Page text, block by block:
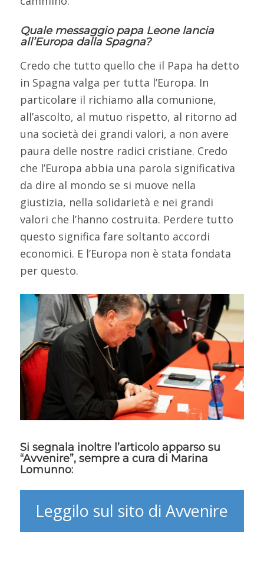
Quale messaggio papa Leone lancia
all’Europa dalla Spagna?
Credo che tutto quello che il Papa ha detto
in Spagna valga per tutta l’Europa. In
particolare il richiamo alla comunione,
all’ascolto, al mutuo rispetto, al ritorno ad
una società dei grandi valori, a non avere
paura delle nostre radici cristiane. Credo
che l’Europa abbia una parola significativa
da dire al mondo se si muove nella
giustizia, nella solidarietà e nei grandi
valori che l’hanno costruita. Perdere tutto
questo significa fare soltanto accordi
economici. E l’Europa non è stata fondata
per questo.
Si segnala inoltre l’articolo apparso su
“Avvenire”, sempre a cura di Marina
Lomunno:
Leggilo sul sito di Avvenire